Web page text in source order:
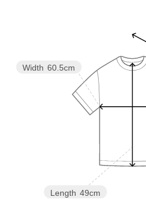
※商品に「取り扱い上の注意書き」
場合は、使用前に必ずご確認くださ
※商品画像は、光の当たり具合やパ
り、実際の色味と異なって見える場
店舗へお問い合わせの際は、全国
各店舗まで下記の品名/品番をお申し
品名：☆KANOKO WIDE PL-SHT
Length 49cm
Width 60.5cm